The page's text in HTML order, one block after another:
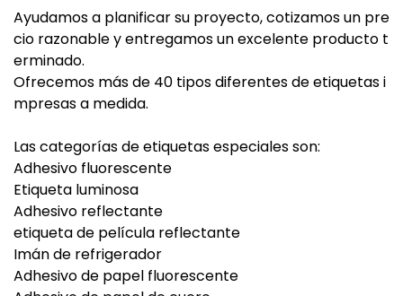
Ayudamos a planificar su proyecto, cotizamos un pre
cio razonable y entregamos un excelente producto t
erminado.
Ofrecemos más de 40 tipos diferentes de etiquetas i
mpresas a medida.
Las categorías de etiquetas especiales son:
Adhesivo fluorescente
Etiqueta luminosa
Adhesivo reflectante
etiqueta de película reflectante
Imán de refrigerador
Adhesivo de papel fluorescente